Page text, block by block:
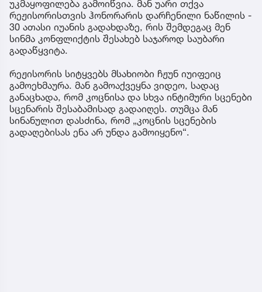
უკმაყოფილება გამოიწვია. მან უარი თქვა
რეჟისორისთვის ჰონორარის დარჩენილი ნაწილის -
30 ათასი იუანის გადახდაზე, რის შემდეგაც მენ
სინმა კონფლიქტის შესახებ საჯაროდ საუბარი
გადაწყვიტა.
რეჟისორის სიტყვებს მსახიობი ჩჟუნ იუიფეიც
გამოეხმაურა. მან გამოაქვეყნა ვიდეო, სადაც
განაცხადა, რომ კოცნისა და სხვა ინტიმური სცენები
სცენარის შესაბამისად გადაიღეს. თუმცა მან
სინანულით დასძინა, რომ „კოცნის სცენების
გადაღებისას ენა არ უნდა გამოიყენო“.